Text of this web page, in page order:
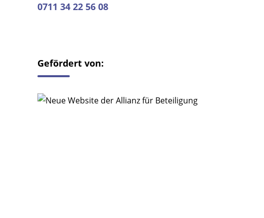
0711 34 22 56 08
Gefördert von: